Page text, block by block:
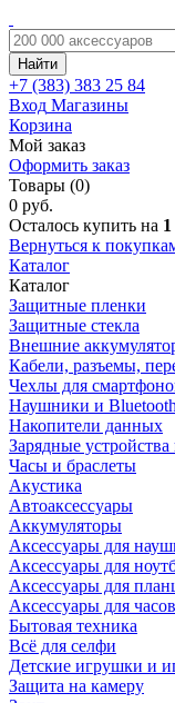
Найти
+7 (383) 383 25 84
Вход Магазины
Корзина
Мой заказ
Оформить заказ
Товары (0)
0 руб.
Осталось купить на
Вернуться к
Каталог
Каталог
Защитные пленки
Защитные стекла
Внешние
Кабели, разъемы,
Чехлы для
Наушники и
Накопители данных
Зарядные
Часы и браслеты
Акустика
Автоаксессуары
Аккумуляторы
Аксессуары для
Аксессуары для
Аксессуары для
Аксессуары для
Бытовая техника
Всё для селфи
Детские игрушки и
Защита на камеру